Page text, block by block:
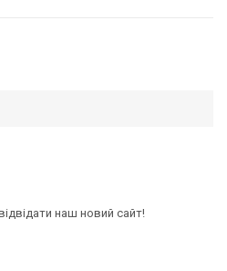
наш новий сайт!